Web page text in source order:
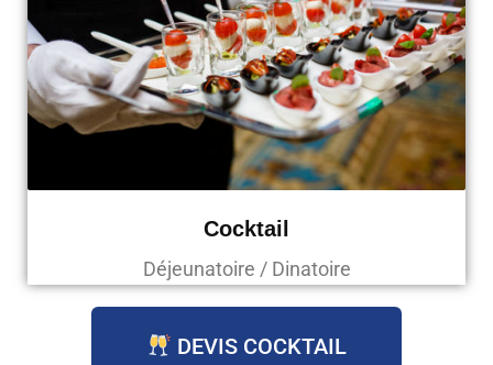
Cocktail
Déjeunatoire / Dinatoire
DEVIS COCKTAIL